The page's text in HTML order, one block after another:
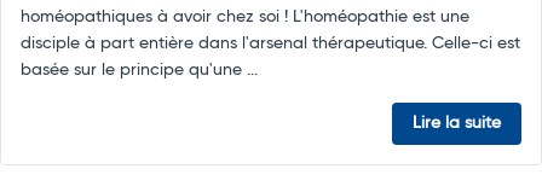
homéopathiques à avoir chez soi ! L'homéopathie est une
disciple à part entière dans l'arsenal thérapeutique. Celle-ci est
basée sur le principe qu'une ...
Lire la suite